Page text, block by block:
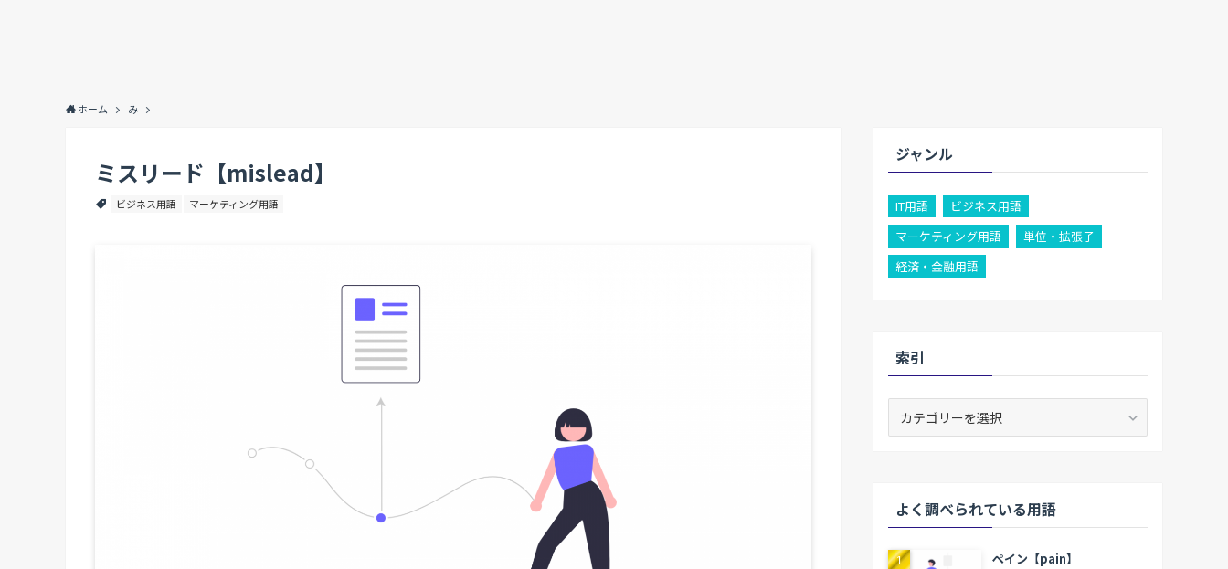
ホーム み
ミスリード【mislead】
ビジネス用語 マーケティング用語
ジャンル
IT用語
ビジネス用語
マーケティング用語
単位・拡張子
経済・金融用語
索引
よく調べられている用語
ペイン【pain】